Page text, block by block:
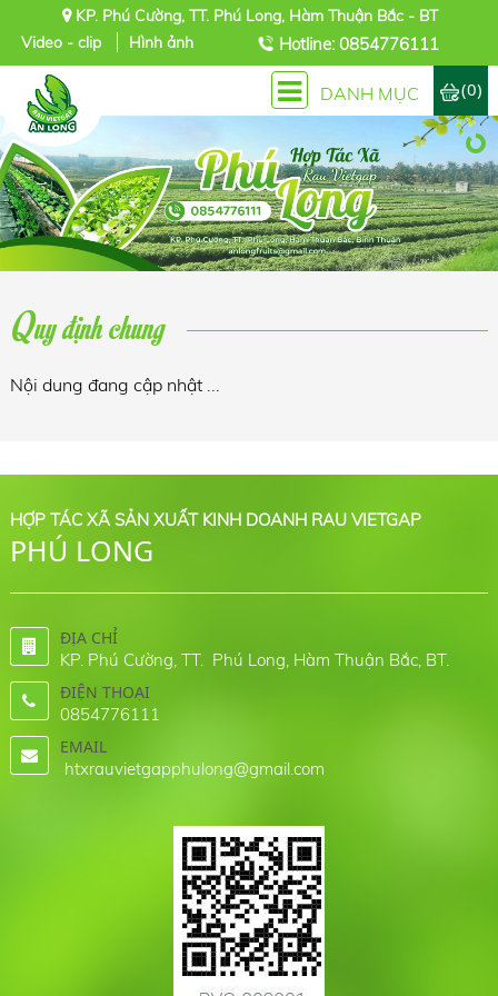
KP. Phú Cường, TT. Phú Long, Hàm Thuận Bắc - BT
Video - clip
Hình ảnh Hotline: 0854776111
(0)
DANH MỤC
Quy định chung
Nội dung đang cập nhật ...
HỢP TÁC XÃ SẢN XUẤT KINH DOANH RAU VIETGAP
PHÚ LONG
ĐỊA CHỈ
KP. Phú Cường, TT. Phú Long, Hàm Thuận Bắc, BT.
ĐIỆN THOẠI
0854776111
EMAIL
htxrauvietgapphulong@gmail.com